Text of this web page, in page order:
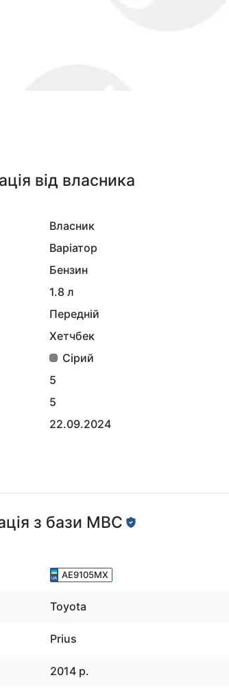
від власника
Власник
Варіатор
Бензин
1.8 л
Передній
Хетчбек
Сірий
5
5
22.09.2024
з бази МВС
АЕ9105МХ
Toyota
Prius
2014 р.